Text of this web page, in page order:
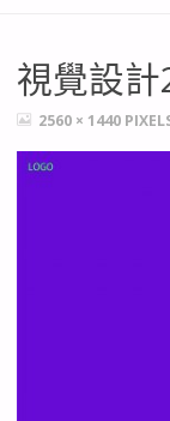
視覺設計
FULL2560 × 1440